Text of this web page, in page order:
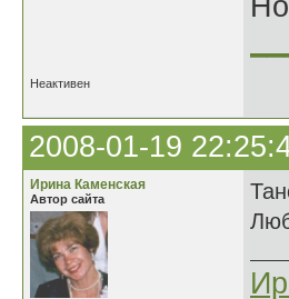
Неактивен
2008-01-19
Ирина Каменская
Автор сайта